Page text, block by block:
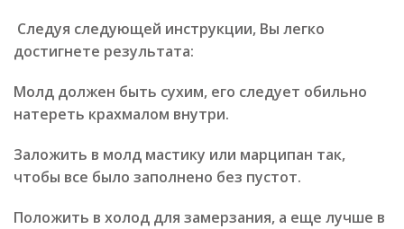
Следуя следующей инструкции, Вы легко
достигнете результата:
Молд должен быть сухим, его следует обильно
натереть крахмалом внутри.
Заложить в молд мастику или марципан так,
чтобы все было заполнено без пустот.
Положить в холод для замерзания, а еще лучше в